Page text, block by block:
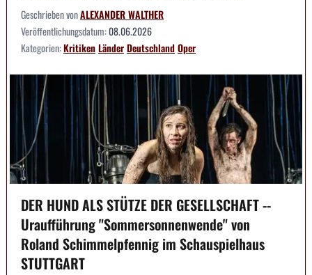
Geschrieben vonALEXANDER WALTHER
Veröffentlichungsdatum:08.06.2026
Kategorien:KritikenLänderDeutschlandOper
DER HUND ALS STÜTZE DER GESELLSCHAFT --
Uraufführung "Sommersonnenwende" von
Roland Schimmelpfennig im Schauspielhaus
STUTTGART